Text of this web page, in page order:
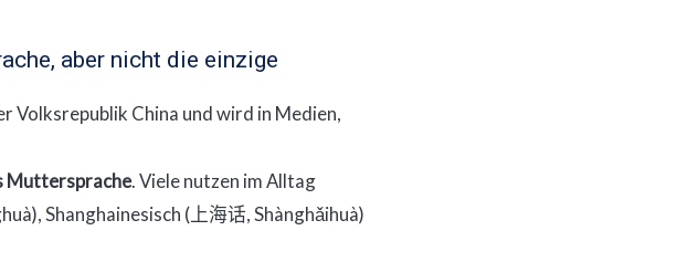
aber nicht die einzige
Volksrepublik China und wird in Medien,
Muttersprache. Viele nutzen im Alltag
Shanghainesisch (上海话, Shànghǎihuà)